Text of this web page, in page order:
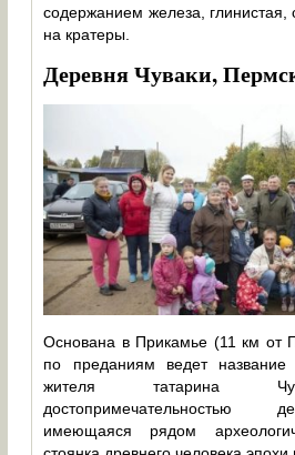
содержанием железа,
на кратеры.
Деревня Чуваки,
Основана в Прикамье (11 км от
по преданиям ведет
жителя татарина
достопримечательностью
имеющаяся рядом